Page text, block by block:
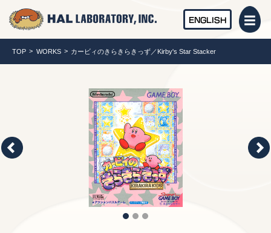
ENGLISH
TOP WORKS カービィのきらきらきっず／Kirby's Star Stacker